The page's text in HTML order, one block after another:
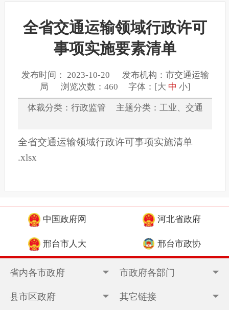
全省交通运输领域行政许可
事项实施要素清单
发布时间： 2023-10-20 发布机构：市交通运输
局 浏览次数：460 字体：[大 中 小]
体裁分类：行政监管 主题分类：工业、交通
全省交通运输领域行政许可事项实施清单
.xlsx
中国政府网 河北省政府
邢台市人大 邢台市政协
省内各市政府 市政府各部门
县市区政府 其它链接